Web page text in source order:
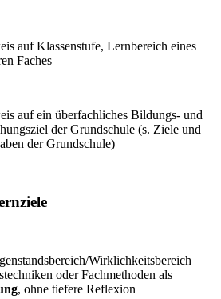
auf Klassenstufe, Lernbereich eines
Faches
auf ein überfachliches Bildungs- und
der Grundschule (s. Ziele und
der Grundschule)
Wirklichkeitsbereich
oder Fachmethoden als
, ohne tiefere Reflexion